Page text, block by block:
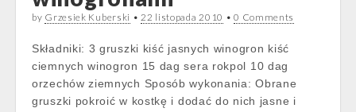
by Grzesiek Kuberski •22 listopada 2010 •0 Comments
Składniki: 3 gruszki kiść jasnych winogron kiść
ciemnych winogron 15 dag sera rokpol 10 dag
orzechów ziemnych Sposób wykonania: Obrane
gruszki pokroić w kostkę i dodać do nich jasne i